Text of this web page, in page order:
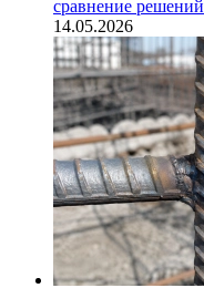
сравнение решений
14.05.2026